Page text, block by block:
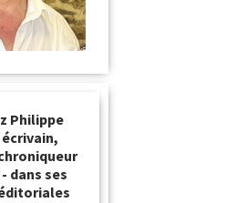
Philippe
écrivain,
dans ses